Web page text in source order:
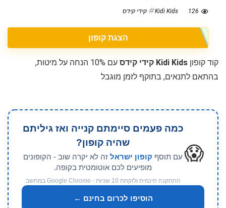
126 Kidi Kids קידי קידס
הצגת קופון
קוד קופון Kidi Kids קידי קידס
עם 10% הנחה על מיטות,
בהתאם לתנאים, בתוקף לזמן מוגבל
😱
כמה פעמים סיימתם קנייה ואז גיליתם
שהיה קופון?
עם תוסף קופון ישראל זה לא יקרה שוב - הקופונים
מופיעים לכם אוטומטית בקופה.
ההתקנה חינמית ולוקחת 10 שניות · Google Chrome במחשב
הוסיפו לכרום בחינם ←